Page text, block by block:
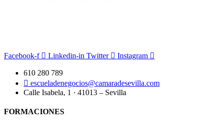
Facebook-f Linkedin-in Twitter Instagram
610 280 789
escueladenegocios@camaradesevilla.com
Calle Isabela, 1 · 41013 – Sevilla
FORMACIONES